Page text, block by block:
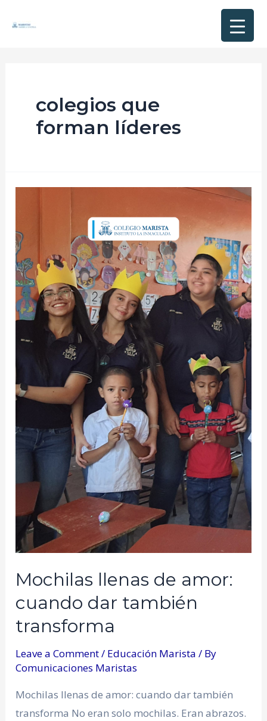
colegios que
forman líderes
Mochilas llenas de amor:
cuando dar también
transforma
Leave a Comment/ Educación Marista / By
Comunicaciones Maristas
Mochilas llenas de amor: cuando dar también
transforma No eran solo mochilas. Eran abrazos.